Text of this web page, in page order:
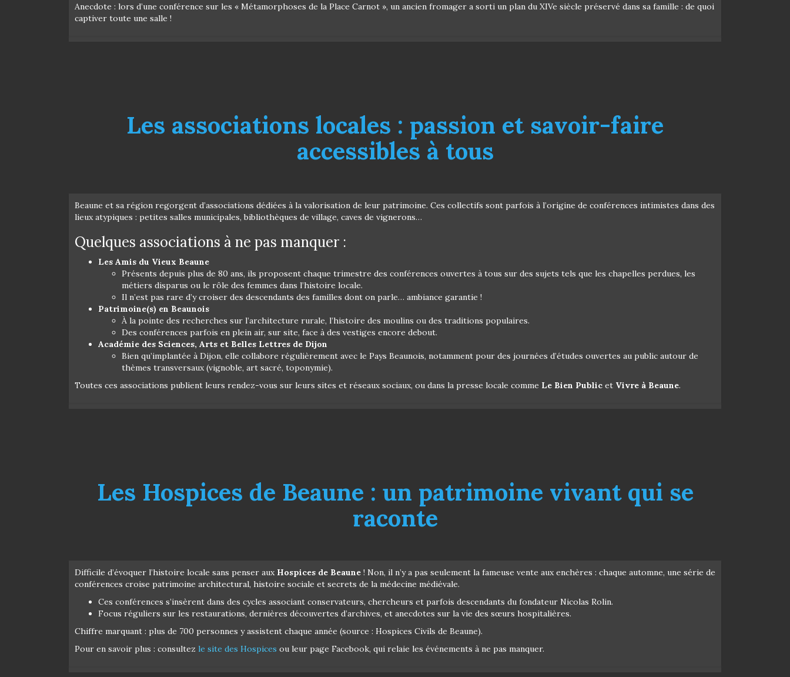
Anecdote : lors d’une conférence sur les « Métamorphoses de la Place Carnot », un ancien fromager a sorti un plan du XIVe siècle préservé dans sa famille : de quoi
captiver toute une salle !
Les associations locales : passion et savoir-faire
accessibles à tous
Beaune et sa région regorgent d’associations dédiées à la valorisation de leur patrimoine. Ces collectifs sont parfois à l’origine de conférences intimistes dans des
lieux atypiques : petites salles municipales, bibliothèques de village, caves de vignerons…
Quelques associations à ne pas manquer :
Les Amis du Vieux Beaune
Présents depuis plus de 80 ans, ils proposent chaque trimestre des conférences ouvertes à tous sur des sujets tels que les chapelles perdues, les
métiers disparus ou le rôle des femmes dans l’histoire locale.
Il n’est pas rare d’y croiser des descendants des familles dont on parle… ambiance garantie !
Patrimoine(s) en Beaunois
À la pointe des recherches sur l’architecture rurale, l’histoire des moulins ou des traditions populaires.
Des conférences parfois en plein air, sur site, face à des vestiges encore debout.
Académie des Sciences, Arts et Belles Lettres de Dijon
Bien qu’implantée à Dijon, elle collabore régulièrement avec le Pays Beaunois, notamment pour des journées d’études ouvertes au public autour de
thèmes transversaux (vignoble, art sacré, toponymie).
Toutes ces associations publient leurs rendez-vous sur leurs sites et réseaux sociaux, ou dans la presse locale comme Le Bien Public et Vivre à Beaune.
Les Hospices de Beaune : un patrimoine vivant qui se
raconte
Difficile d’évoquer l’histoire locale sans penser aux Hospices de Beaune ! Non, il n’y a pas seulement la fameuse vente aux enchères : chaque automne, une série de
conférences croise patrimoine architectural, histoire sociale et secrets de la médecine médiévale.
Ces conférences s’insèrent dans des cycles associant conservateurs, chercheurs et parfois descendants du fondateur Nicolas Rolin.
Focus réguliers sur les restaurations, dernières découvertes d’archives, et anecdotes sur la vie des sœurs hospitalières.
Chiffre marquant : plus de 700 personnes y assistent chaque année (source : Hospices Civils de Beaune).
Pour en savoir plus : consultez le site des Hospices ou leur page Facebook, qui relaie les événements à ne pas manquer.